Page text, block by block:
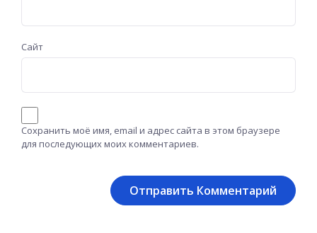
Сайт
Сохранить моё имя, email и адрес сайта в этом браузере
для последующих моих комментариев.